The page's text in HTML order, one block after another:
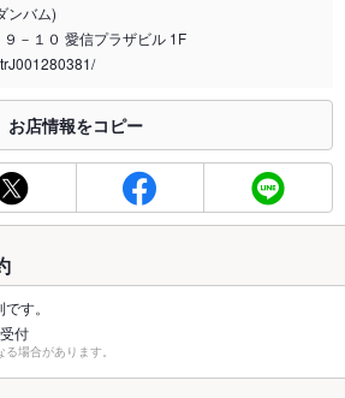
する法律が施行されています。正しい情報はお店へお問い
ブル席をご用意♪)
お気軽にご相談ください♪)
バム)
－１０ 愛信プラザビル 1F
お店情報をコピー
す。
付
場合があります。